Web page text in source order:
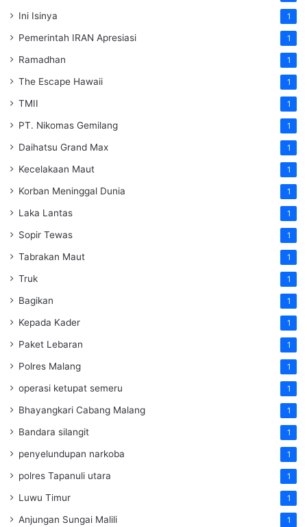
Ini Isinya 1
Pemerintah IRAN Apresiasi 1
Ramadhan 1
The Escape Hawaii 1
TMII 1
PT. Nikomas Gemilang 1
Daihatsu Grand Max 1
Kecelakaan Maut 1
Korban Meninggal Dunia 1
Laka Lantas 1
Sopir Tewas 1
Tabrakan Maut 1
Truk 1
Bagikan 1
Kepada Kader 1
Paket Lebaran 1
Polres Malang 1
operasi ketupat semeru 1
Bhayangkari Cabang Malang 1
Bandara silangit 1
penyelundupan narkoba 1
polres Tapanuli utara 1
Luwu Timur 1
Anjungan Sungai Malili 1